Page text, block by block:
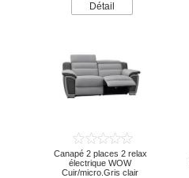
Détail
Canapé 2 places 2 relax
électrique WOW
Cuir/micro.Gris clair